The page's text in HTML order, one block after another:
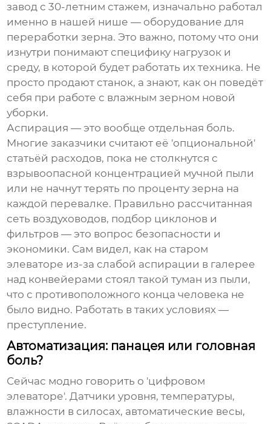
завод с 30-летним стажем, изначально работал
именно в нашей нише — оборудование для
переработки зерна. Это важно, потому что они
изнутри понимают специфику нагрузок и
среду, в которой будет работать их техника. Не
просто продают станок, а знают, как он поведёт
себя при работе с влажным зерном новой
уборки.
Аспирация — это вообще отдельная боль.
Многие заказчики считают её 'опциональной'
статьёй расходов, пока не столкнутся с
взрывоопасной концентрацией мучной пыли
или не начнут терять по проценту зерна на
каждой перевалке. Правильно рассчитанная
сеть воздуховодов, подбор циклонов и
фильтров — это вопрос безопасности и
экономики. Сам видел, как на старом
элеваторе из-за слабой аспирации в галерее
над конвейерами стоял такой туман из пыли,
что с противоположного конца человека не
было видно. Работать в таких условиях —
преступление.
Автоматизация: панацея или головная
боль?
Сейчас модно говорить о 'цифровом
элеваторе'. Датчики уровня, температуры,
влажности в силосах, автоматические весы,